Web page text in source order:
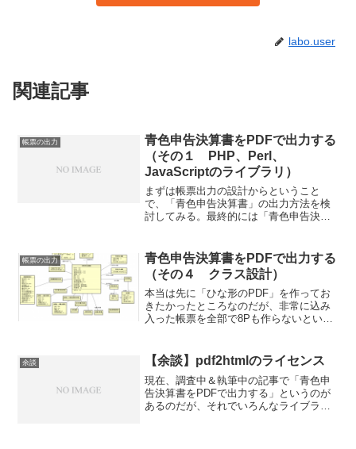
labo.user
関連記事
帳票の出力
青色申告決算書をPDFで出力する
（その１ PHP、Perl、
JavaScriptのライブラリ）
まずは帳票出力の設計からということ
で、「青色申告決算書」の出力方法を検
討してみる。最終的には「青色申告決算
ムなんかでは、いったんファイルに落と
すのではなく、システムの機...
帳票の出力
青色申告決算書をPDFで出力する
（その４ クラス設計）
本当は先に「ひな形のPDF」を作ってお
きたかったところなのだが、非常に込み
入った帳票を全部で8Pも作らないといけ
ダウンロードして印刷し、そこに手書き
で書き込むならそ...
余談 【余談】pdf2htmlのライセンス
現在、調査中＆執筆中の記事で「青色申
告決算書をPDFで出力する」というのが
あるのだが、それでいろんなライブラリ